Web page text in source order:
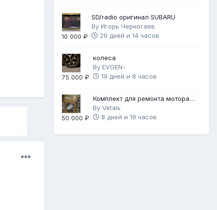
10 000 ₽
SD/radio оригинал SUBARU
By Игорь Черногаев
26 дней и 14 часов
75 000 ₽
колеса
By EVGEN-
19 дней и 8 часов
50 000 ₽
Комплект для ремонта мотора
FB25
By Vetalь
8 дней и 19 часов